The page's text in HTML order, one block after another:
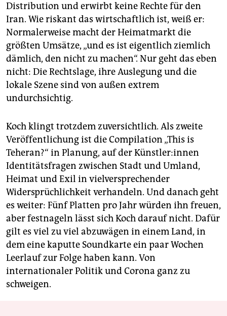
Distribution und erwirbt keine Rechte für den
Iran. Wie riskant das wirtschaftlich ist, weiß er:
Normalerweise macht der Heimatmarkt die
größten Umsätze, „und es ist eigentlich ziemlich
dämlich, den nicht zu machen“. Nur geht das eben
nicht: Die Rechtslage, ihre Auslegung und die
lokale Szene sind von außen extrem
undurchsichtig.
Koch klingt trotzdem zuversichtlich. Als zweite
Veröffentlichung ist die Compilation „This is
Teheran?“ in Planung, auf der Künstler:innen
Identitätsfragen zwischen Stadt und Umland,
Heimat und Exil in vielversprechender
Widersprüchlichkeit verhandeln. Und danach geht
es weiter: Fünf Platten pro Jahr würden ihn freuen,
aber festnageln lässt sich Koch darauf nicht. Dafür
gilt es viel zu viel abzuwägen in einem Land, in
dem eine kaputte Soundkarte ein paar Wochen
Leerlauf zur Folge haben kann. Von
internationaler Politik und Corona ganz zu
schweigen.